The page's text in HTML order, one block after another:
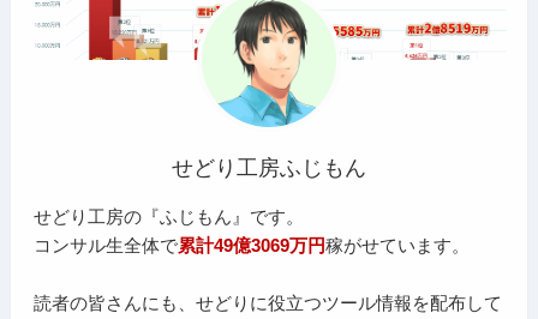
せどり工房ふじもん
せどり工房の『ふじもん』です。
コンサル生全体で累計49億3069万円稼がせています。
読者の皆さんにも、せどりに役立つツール情報を配布して